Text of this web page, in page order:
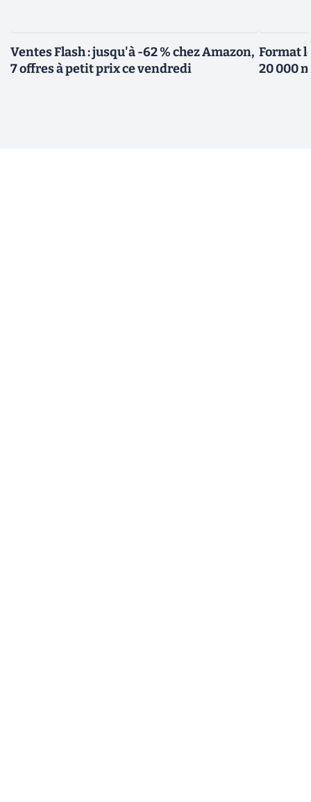
Ventes Flash : jusqu'à -62 % chez Amazon,
7 offres à petit prix ce vendredi
Format
20 000